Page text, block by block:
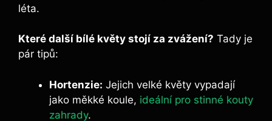
léta.
Které ⁢další bílé‍ květy⁣ stojí za‌ zvážení? Tady​ je
pár tipů:
Hortenzie: Jejich⁣ velké květy vypadají
⁤jako měkké koule, ideální pro stinné kouty
zahrady.